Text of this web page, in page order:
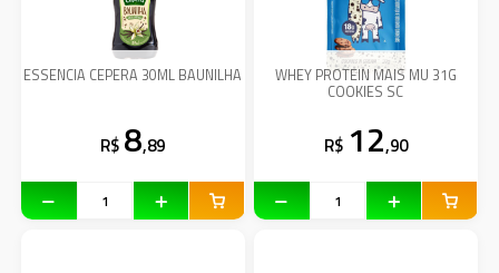
ESSENCIA CEPERA 30ML BAUNILHA
R$ 8,89
WHEY PROTEIN MAIS MU 31G
COOKIES SC
R$ 12,90